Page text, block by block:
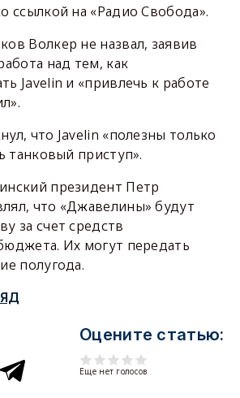
ссылкой на «Радио Свобода».
Волкер не назвал, заявив
над тем, как
Javelin и «привлечь к работе
что Javelin «полезны только
танковый приступ».
президент Петр
что «Джавелины» будут
за счет средств
Их могут передать
полугода.
Оцените статью:
Еще нет голосов